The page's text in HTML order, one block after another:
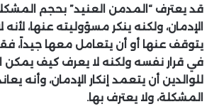
قد يعترف “المدمن العنيد” بحجم
الإدمان، ولكنه ينكر مسؤوليته عنها،
يتوقف عنها أو أن يتعامل معها جيداً،
في قرار نفسه ولكنه لا يعرف كيف يمكن
للوالدين أن يتعمد إنكار الإدمان، وأنه
المشكلة، ولا يعترف بها.